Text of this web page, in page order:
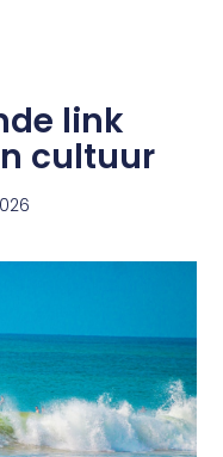
link
cultuur